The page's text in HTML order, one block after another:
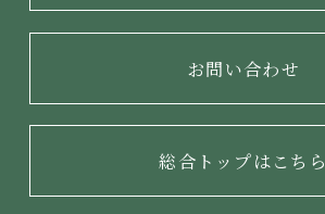
お問い合わせ
総合トップはこちら